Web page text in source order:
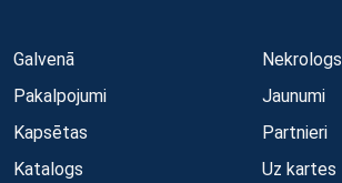
Galvenā
Pakalpojumi
Kapsētas
Katalogs
Nekrologs
Jaunumi
Partnieri
Uz kartes